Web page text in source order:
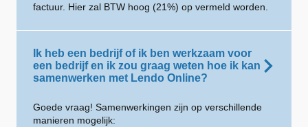
factuur. Hier zal BTW hoog (21%) op vermeld worden.
Ik heb een bedrijf of ik ben werkzaam voor
een bedrijf en ik zou graag weten hoe ik kan
samenwerken met Lendo Online?
Goede vraag! Samenwerkingen zijn op verschillende
manieren mogelijk: